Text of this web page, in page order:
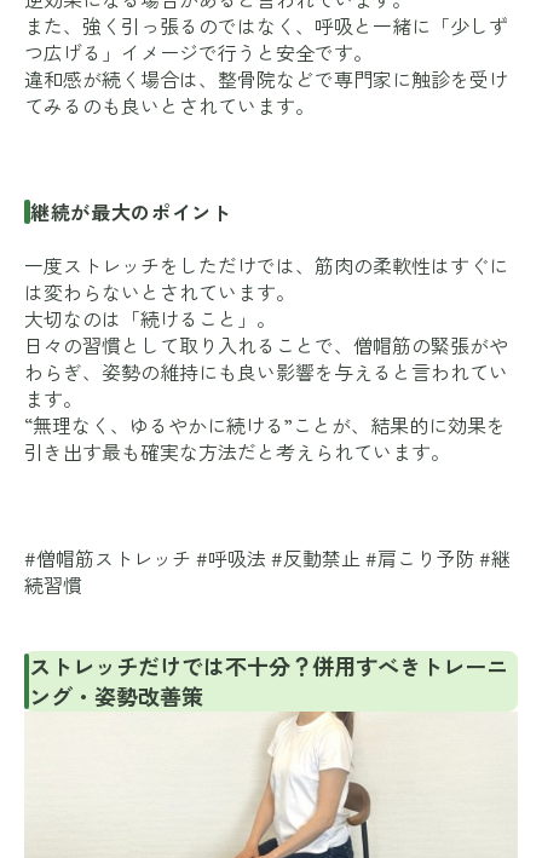
また、強く引っ張るのではなく、呼吸と一緒に「少しず
つ広げる」イメージで行うと安全です。
違和感が続く場合は、整骨院などで専門家に触診を受け
てみるのも良いとされています。
継続が最大のポイント
一度ストレッチをしただけでは、筋肉の柔軟性はすぐに
は変わらないとされています。
大切なのは「続けること」。
日々の習慣として取り入れることで、僧帽筋の緊張がや
わらぎ、姿勢の維持にも良い影響を与えると言われてい
ます。
“無理なく、ゆるやかに続ける”ことが、結果的に効果を
引き出す最も確実な方法だと考えられています。
#僧帽筋ストレッチ #呼吸法 #反動禁止 #肩こり予防 #継
続習慣
ストレッチだけでは不十分？併用すべきトレーニ
ング・姿勢改善策